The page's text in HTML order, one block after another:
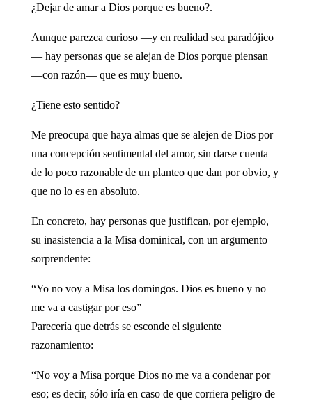
¿Dejar de amar a Dios porque es bueno?.
Aunque parezca curioso —y en realidad sea paradójico
— hay personas que se alejan de Dios porque piensan
—con razón— que es muy bueno.
¿Tiene esto sentido?
Me preocupa que haya almas que se alejen de Dios por
una concepción sentimental del amor, sin darse cuenta
de lo poco razonable de un planteo que dan por obvio, y
que no lo es en absoluto.
En concreto, hay personas que justifican, por ejemplo,
su inasistencia a la Misa dominical, con un argumento
sorprendente:
“Yo no voy a Misa los domingos. Dios es bueno y no
me va a castigar por eso”
Parecería que detrás se esconde el siguiente
razonamiento:
“No voy a Misa porque Dios no me va a condenar por
eso; es decir, sólo iría en caso de que corriera peligro de